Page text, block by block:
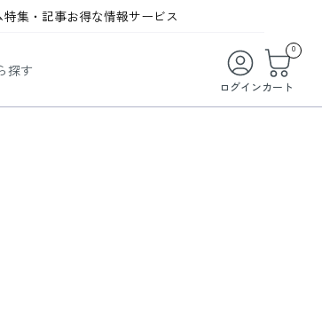
ログイン
0
カート
タイム
イム
ルタイム
特集・記事
WELMAG
お得な情報
WEB限定/期間限定キャンペーン
まとめ買い商品
サービス
メンバーシッププログラム
LINEお友達登録
探す